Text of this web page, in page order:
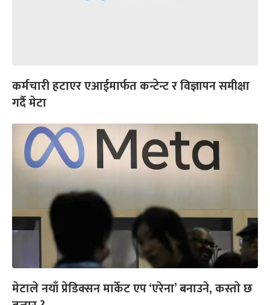
कर्मचारी हटाएर एआईमार्फत कन्टेन्ट र विज्ञापन समीक्षा
गर्दै मेटा
मेटाले नयाँ प्रेडिक्सन मार्केट एप ‘एरेना’ बनाउने, कस्ताे छ